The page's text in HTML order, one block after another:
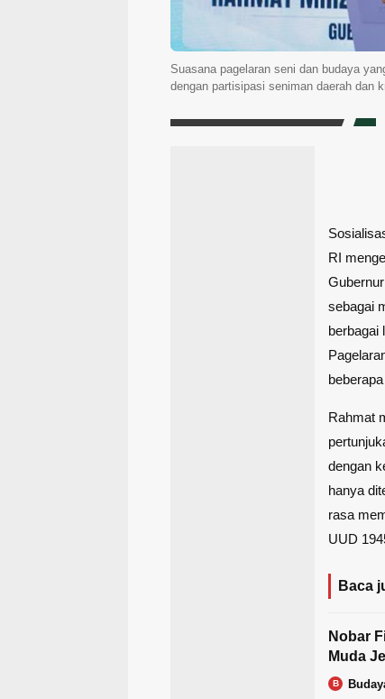
Suasana pagelaran seni dan budaya
dengan partisipasi seniman daerah dan
RI
sebagai
berbagai
Rahmat
dengan
hanya
rasa
UUD
Baca
Nobar
Muda
B